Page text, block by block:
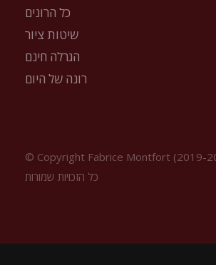
כל הרונים
שיטות ציור
הגרלה חינם
רונה של היום
© Copyright Fabrice Montfort (2019-
כל הזכויות שמורות